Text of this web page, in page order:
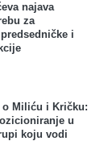
najava
za
i
o Miliću i Kričku:
u
koju vodi